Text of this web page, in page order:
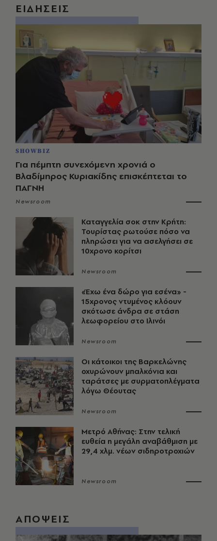
ΕΙΔΗΣΕΙΣ
SHOWBIZ
Για πέμπτη συνεχόμενη χρονιά ο
Βλαδίμηρος Κυριακίδης επισκέπτεται το
ΠΑΓΝΗ
Newsroom
Καταγγελία σοκ στην Κρήτη:
Τουρίστας ρωτούσε πόσο να
πληρώσει για να ασελγήσει σε
10χρονο κορίτσι
Newsroom
«Έχω ένα δώρο για εσένα» -
15χρονος ντυμένος κλόουν
σκότωσε άνδρα σε στάση
λεωφορείου στο Ιλινόι
Newsroom
Οι κάτοικοι της Βαρκελώνης
οχυρώνουν μπαλκόνια και
ταράτσες με συρματοπλέγματα
λόγω Θέουτας
Newsroom
Μετρό Αθήνας: Στην τελική
ευθεία η μεγάλη αναβάθμιση με
29,4 χλμ. νέων σιδηροτροχιών
Newsroom
ΑΠΟΨΕΙΣ